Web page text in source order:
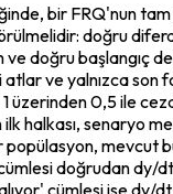
bir FRQ'nun
doğru
doğru başlangıç
ve yalnızca son
üzerinden 0,5 ile
ilk halkası, senaryo
mevcut
doğrudan dy/
cümlesi ise dy/